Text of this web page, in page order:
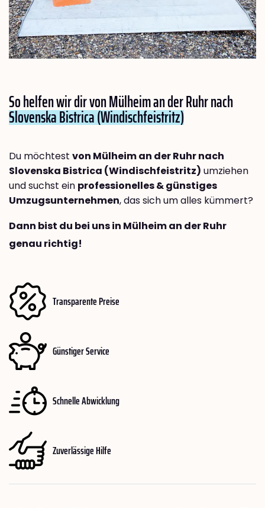
So helfen wir dir von Mülheim an der Ruhr nach
Slovenska Bistrica (Windischfeistritz)
Du möchtest von Mülheim an der Ruhr nach
Slovenska Bistrica (Windischfeistritz) umziehen
und suchst ein professionelles & günstiges
Umzugsunternehmen, das sich um alles kümmert?
Dann bist du bei uns in Mülheim an der Ruhr
genau richtig!
Transparente Preise
Günstiger Service
Schnelle Abwicklung
Zuverlässige Hilfe